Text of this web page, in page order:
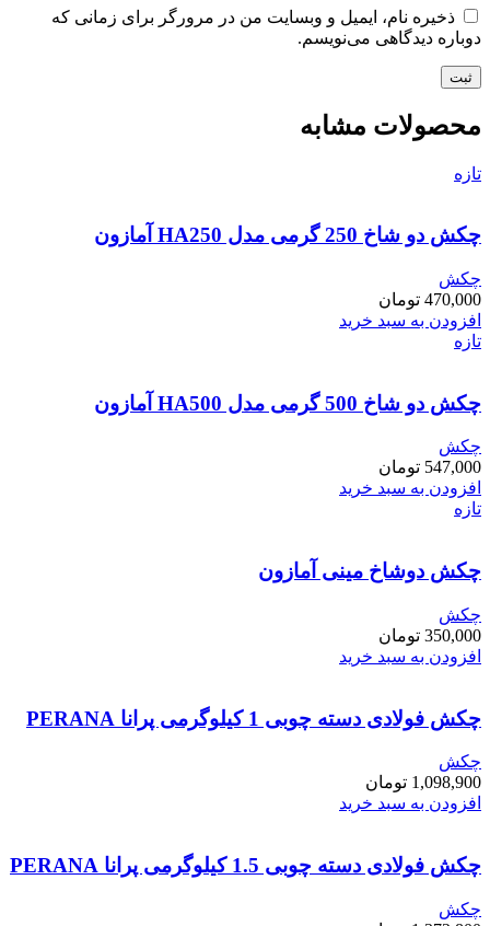
ذخیره نام، ایمیل و وبسایت من در مرورگر برای زمانی که
دوباره دیدگاهی می‌نویسم.
محصولات مشابه
تازه
چکش دو شاخ 250 گرمی مدل HA250 آمازون
چکش
470,000 تومان
افزودن به سبد خرید
تازه
چکش دو شاخ 500 گرمی مدل HA500 آمازون
چکش
547,000 تومان
افزودن به سبد خرید
تازه
چکش دوشاخ مینی آمازون
چکش
350,000 تومان
افزودن به سبد خرید
چکش فولادی دسته چوبی 1 کیلوگرمی پرانا PERANA
چکش
1,098,900 تومان
افزودن به سبد خرید
چکش فولادی دسته چوبی 1.5 کیلوگرمی پرانا PERANA
چکش